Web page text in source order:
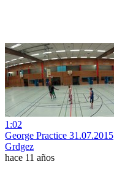
1:02
George Practice 31.07.2015
Grdgez
hace 11 años